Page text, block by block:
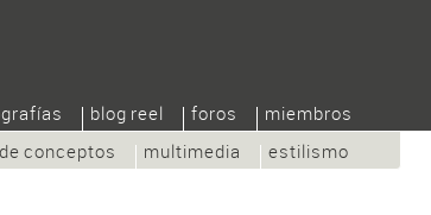
conceptos multimedia estilismo
blog reel foros miembros